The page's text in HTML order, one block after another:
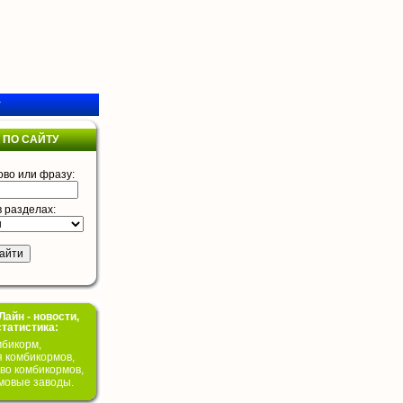
САЙТУ
или фразу:
разделах:
- новости,
комбикормов,
комбикормов,
заводы.